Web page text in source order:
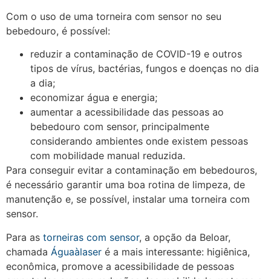
Com o uso de uma torneira com sensor no seu
bebedouro, é possível:
reduzir a contaminação de COVID-19 e outros
tipos de vírus, bactérias, fungos e doenças no dia
a dia;
economizar água e energia;
aumentar a acessibilidade das pessoas ao
bebedouro com sensor, principalmente
considerando ambientes onde existem pessoas
com mobilidade manual reduzida.
Para conseguir evitar a contaminação em bebedouros,
é necessário garantir uma boa rotina de limpeza, de
manutenção e, se possível, instalar uma torneira com
sensor.
Para as torneiras com sensor, a opção da Beloar,
chamada Águaàlaser é a mais interessante: higiênica,
econômica, promove a acessibilidade de pessoas